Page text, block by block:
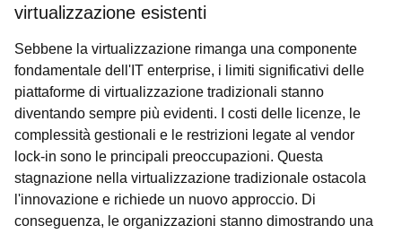
virtualizzazione esistenti
Sebbene la virtualizzazione rimanga una componente
fondamentale dell'IT enterprise, i limiti significativi delle
piattaforme di virtualizzazione tradizionali stanno
diventando sempre più evidenti. I costi delle licenze, le
complessità gestionali e le restrizioni legate al vendor
lock-in sono le principali preoccupazioni. Questa
stagnazione nella virtualizzazione tradizionale ostacola
l'innovazione e richiede un nuovo approccio. Di
conseguenza, le organizzazioni stanno dimostrando una